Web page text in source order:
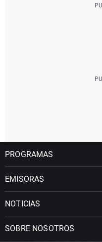
PROGRAMAS
EMISORAS
NOTICIAS
SOBRE NOSOTROS